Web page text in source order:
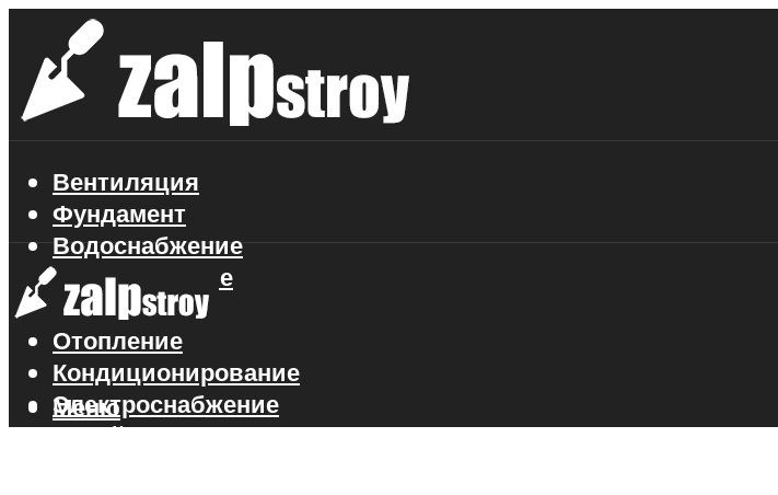
Вентиляция
Фундамент
Водоснабжение
Газоснабжение
Канализация
Отопление
Кондиционирование
Электроснабжение
Стройматериалы
Меню